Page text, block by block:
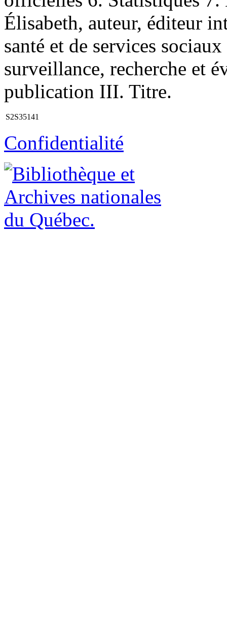
Élisabeth, auteur, éditeur
santé et de services
surveillance, recherche et
publication III. Titre.
S2S35141
Confidentialité